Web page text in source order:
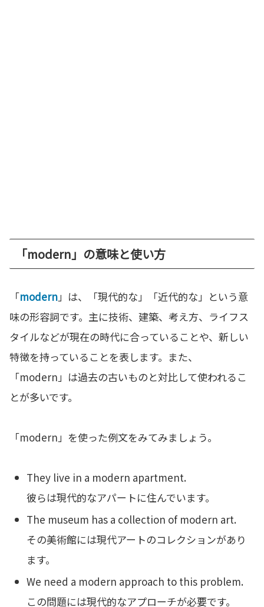
「modern」の意味と使い方
「modern」は、「現代的な」「近代的な」という意
味の形容詞です。主に技術、建築、考え方、ライフス
タイルなどが現在の時代に合っていることや、新しい
特徴を持っていることを表します。また、
「modern」は過去の古いものと対比して使われるこ
とが多いです。
「modern」を使った例文をみてみましょう。
They live in a modern apartment.
彼らは現代的なアパートに住んでいます。
The museum has a collection of modern art.
その美術館には現代アートのコレクションがあり
ます。
We need a modern approach to this problem.
この問題には現代的なアプローチが必要です。